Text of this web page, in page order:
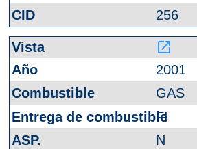
256
launch
2001
GAS
FI
N